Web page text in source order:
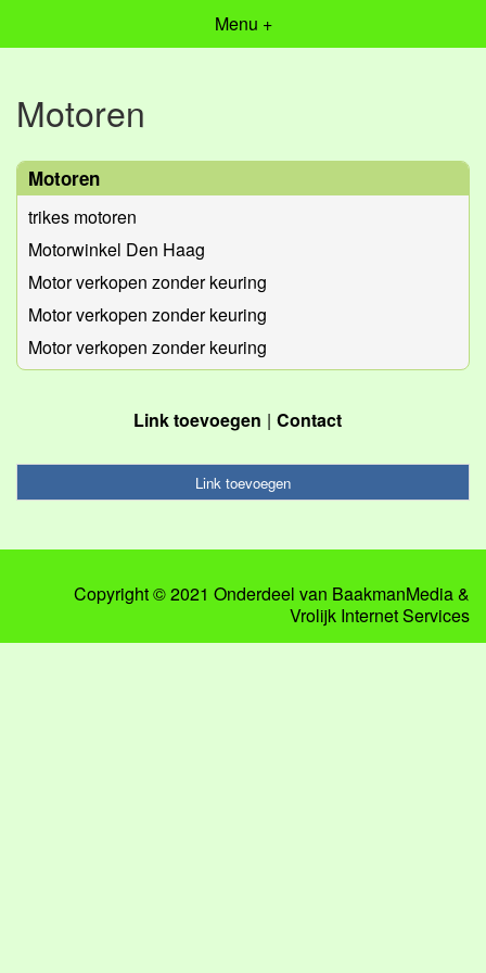
Menu +
Motoren
Motoren
trikes motoren
Motorwinkel Den Haag
Motor verkopen zonder keuring
Motor verkopen zonder keuring
Motor verkopen zonder keuring
Link toevoegen Contact
Link toevoegen
Copyright © 2021 Onderdeel van BaakmanMedia&
Vrolijk Internet Services